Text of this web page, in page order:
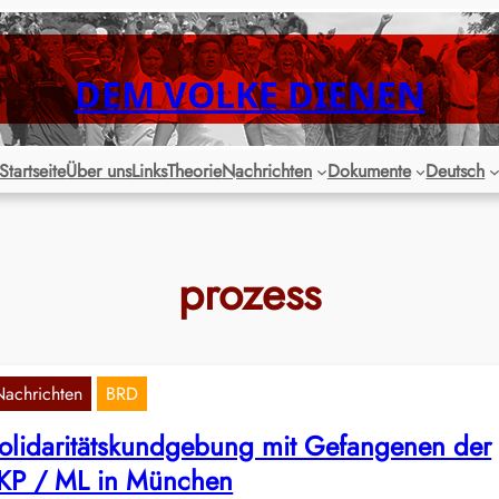
DEM VOLKE DIENEN
StartseiteÜber unsLinksTheorieNachrichten Dokumente Deutsch
prozess
BRD
mit Gefangenen der
/ ML in München